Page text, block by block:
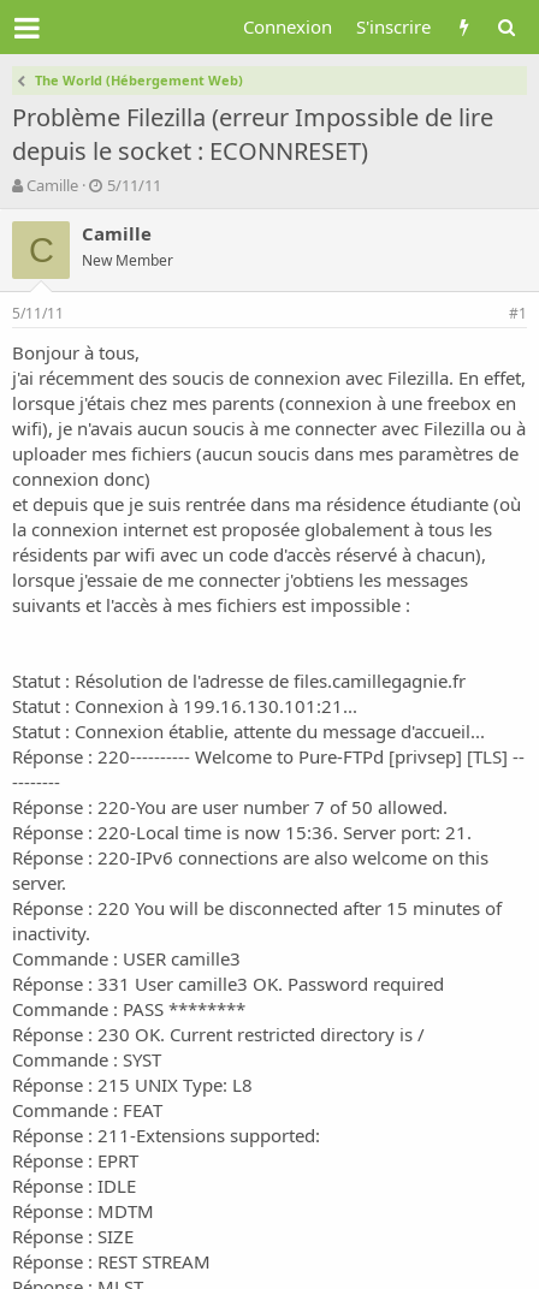
Connexion S'inscrire
The World (Hébergement Web)
Problème Filezilla (erreur Impossible de lire
depuis le socket : ECONNRESET)
A
t
e
r
d
l
a
d
i
c
u
s
s
i
o
n
Camille
D
t
d
e
b
u
t
5/11/11
C Camille
New Member
5/11/11 #1
Bonjour à tous,
j'ai récemment des soucis de connexion avec Filezilla. En effet,
lorsque j'étais chez mes parents (connexion à une freebox en
wifi), je n'avais aucun soucis à me connecter avec Filezilla ou à
uploader mes fichiers (aucun soucis dans mes paramètres de
connexion donc)
et depuis que je suis rentrée dans ma résidence étudiante (où
la connexion internet est proposée globalement à tous les
résidents par wifi avec un code d'accès réservé à chacun),
lorsque j'essaie de me connecter j'obtiens les messages
suivants et l'accès à mes fichiers est impossible :
Statut : Résolution de l'adresse de files.camillegagnie.fr
Statut : Connexion à 199.16.130.101:21...
Statut : Connexion établie, attente du message d'accueil...
Réponse : 220---------- Welcome to Pure-FTPd [privsep] [TLS] --
--------
Réponse : 220-You are user number 7 of 50 allowed.
Réponse : 220-Local time is now 15:36. Server port: 21.
Réponse : 220-IPv6 connections are also welcome on this
server.
Réponse : 220 You will be disconnected after 15 minutes of
inactivity.
Commande : USER camille3
Réponse : 331 User camille3 OK. Password required
Commande : PASS ********
Réponse : 230 OK. Current restricted directory is /
Commande : SYST
Réponse : 215 UNIX Type: L8
Commande : FEAT
Réponse : 211-Extensions supported:
Réponse : EPRT
Réponse : IDLE
Réponse : MDTM
Réponse : SIZE
Réponse : REST STREAM